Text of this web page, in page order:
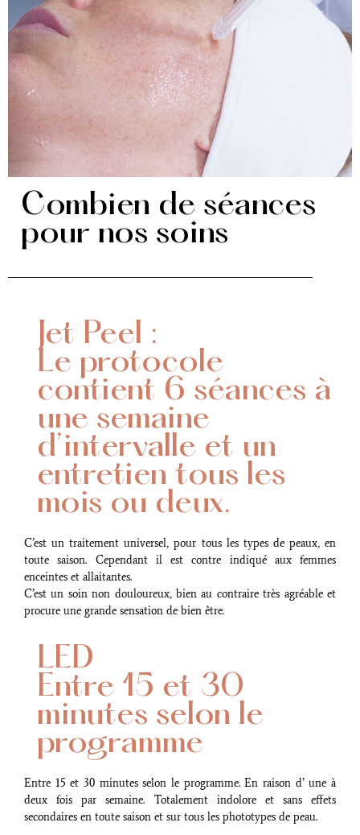
Combien de séances
pour nos soins
Jet Peel :
Le protocole
contient 6 séances à
une semaine
d’intervalle et un
entretien tous les
mois ou deux.
C’est un traitement universel, pour tous les types de peaux, en
toute saison. Cependant il est contre indiqué aux femmes
enceintes et allaitantes.
C’est un soin non douloureux, bien au contraire très agréable et
procure une grande sensation de bien être.
LED
Entre 15 et 30
minutes selon le
programme
Entre 15 et 30 minutes selon le programme. En raison d’ une à
deux fois par semaine. Totalement indolore et sans effets
secondaires en toute saison et sur tous les phototypes de peau.